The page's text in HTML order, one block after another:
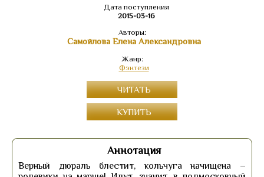
Дата поступления
2015-03-16
Авторы:
Самойлова Елена Александровна
Жанр:
Фэнтези
ЧИТАТЬ
КУПИТЬ
Аннотация
Верный дюраль блестит, кольчуга начищена –